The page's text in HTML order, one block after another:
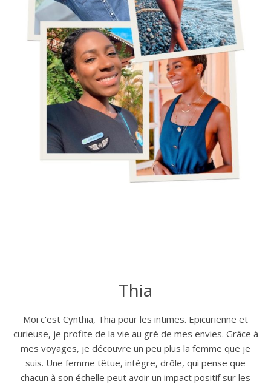
Thia
Moi c'est Cynthia, Thia pour les intimes. Epicurienne et
curieuse, je profite de la vie au gré de mes envies. Grâce à
mes voyages, je découvre un peu plus la femme que je
suis. Une femme têtue, intègre, drôle, qui pense que
chacun à son échelle peut avoir un impact positif sur les